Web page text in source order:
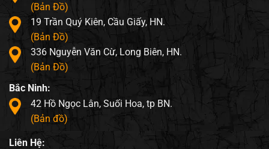
(Bản Đồ)
19 Trần Quý Kiên, Cầu Giấy, HN.
(Bản Đồ)
336 Nguyễn Văn Cừ, Long Biên, HN.
(Bản Đồ)
Bắc Ninh:
42 Hồ Ngọc Lân, Suối Hoa, tp BN.
(Bản đồ)
Liên Hệ: